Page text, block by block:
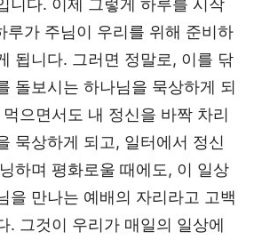
니다. 이제 그렇게 하루를 시작
루가 주님이 우리를 위해 준비하
됩니다. 그러면 정말로, 이를 닦
돌보시는 하나님을 묵상하게 되
으면서도 내 정신을 바짝 차리
묵상하게 되고, 일터에서 정신
하며 평화로울 때에도, 이 일상
을 만나는 예배의 자리라고 고백
. 그것이 우리가 매일의 일상에